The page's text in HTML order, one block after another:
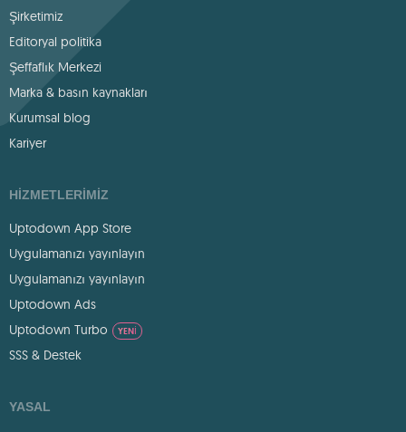
Şirketimiz
Editoryal politika
Şeffaflık Merkezi
Marka & basın kaynakları
Kurumsal blog
Kariyer
HIZMETLERIMIZ
Uptodown App Store
Uygulamanızı yayınlayın
Uygulamanızı yayınlayın
Uptodown Ads
Uptodown Turbo
YENI
SSS & Destek
YASAL